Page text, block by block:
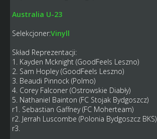
Australia U-23
Selekcjoner:Vinyll
Skład Reprezentacji:
1. Kayden Mcknight (GoodFeels Leszno)
2. Sam Hopley (GoodFeels Leszno)
3. Beaudi Pinnock (Polmo)
4. Corey Falconer (Ostrowskie Diabły)
5. Nathaniel Bainton (FC Stojak Bydgoszcz)
r1. Sebastian Gaffney (FC Moherteam)
r2. Jerrah Luscombe (Polonia Bydgoszcz BKS)
r3.